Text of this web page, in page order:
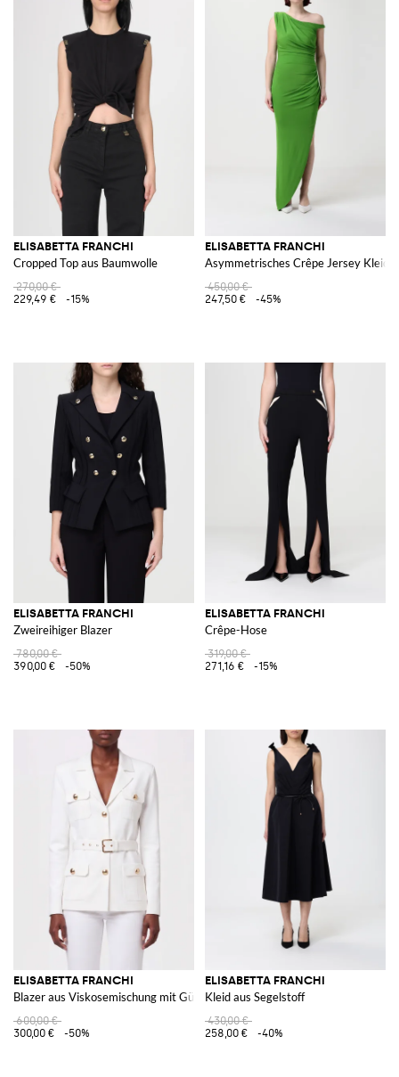
ELISABETTA FRANCHI
Cropped Top aus Baumwolle
270,00 €
229,49 €
-15%
ELISABETTA FRANCHI
Asymmetrisches Crêpe Jersey Kleid
450,00 €
247,50 €
-45%
ELISABETTA FRANCHI
Zweireihiger Blazer
780,00 €
390,00 €
-50%
ELISABETTA FRANCHI
Crêpe-Hose
319,00 €
271,16 €
-15%
ELISABETTA FRANCHI
Blazer aus Viskosemischung mit Gürtel
600,00 €
300,00 €
-50%
ELISABETTA FRANCHI
Kleid aus Segelstoff
430,00 €
258,00 €
-40%